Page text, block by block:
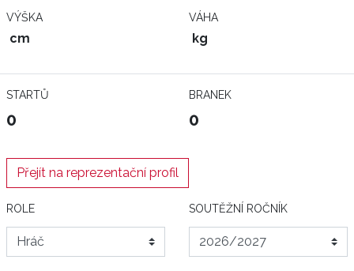
VÝŠKA
cm
VÁHA
kg
STARTŮ
0
BRANEK
0
Přejít na reprezentační profil
ROLE SOUTĚŽNÍ ROČNÍK